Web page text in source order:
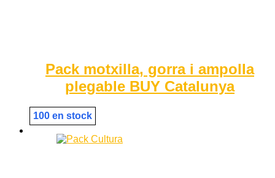
Pack motxilla, gorra i ampolla
plegable BUY Catalunya
100 en stock